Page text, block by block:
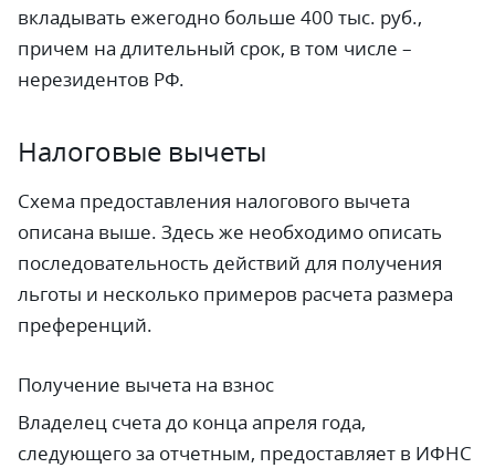
вкладывать ежегодно больше 400 тыс. руб.,
причем на длительный срок, в том числе –
нерезидентов РФ.
Налоговые вычеты
Схема предоставления налогового вычета
описана выше. Здесь же необходимо описать
последовательность действий для получения
льготы и несколько примеров расчета размера
преференций.
Получение вычета на взнос
Владелец счета до конца апреля года,
следующего за отчетным, предоставляет в ИФНС